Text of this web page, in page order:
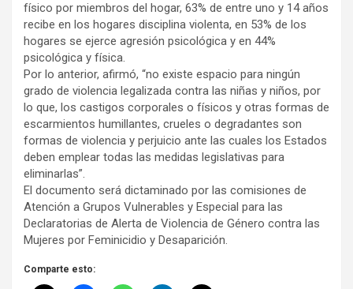
físico por miembros del hogar, 63% de entre uno y 14 años
recibe en los hogares disciplina violenta, en 53% de los
hogares se ejerce agresión psicológica y en 44%
psicológica y física.
Por lo anterior, afirmó, “no existe espacio para ningún
grado de violencia legalizada contra las niñas y niños, por
lo que, los castigos corporales o físicos y otras formas de
escarmientos humillantes, crueles o degradantes son
formas de violencia y perjuicio ante las cuales los Estados
deben emplear todas las medidas legislativas para
eliminarlas”.
El documento será dictaminado por las comisiones de
Atención a Grupos Vulnerables y Especial para las
Declaratorias de Alerta de Violencia de Género contra las
Mujeres por Feminicidio y Desaparición.
Comparte esto: